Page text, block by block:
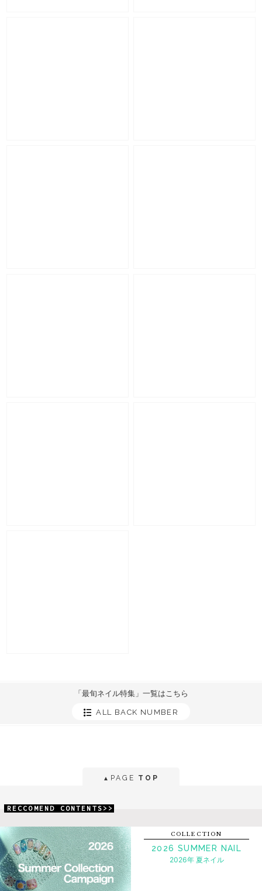
「最旬ネイル特集」一覧はこちら
ALL BACK NUMBER
▲ PAGE TOP
RECCOMEND CONTENTS>>
COLLECTION
2026 SUMMER NAIL
2026年 夏ネイル